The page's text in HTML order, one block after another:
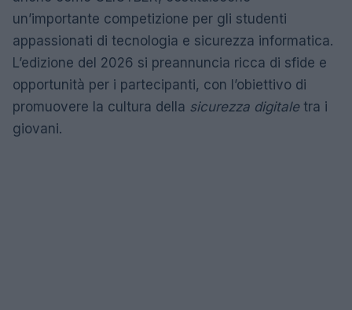
un’importante competizione per gli studenti
appassionati di tecnologia e sicurezza informatica.
L’edizione del 2026 si preannuncia ricca di sfide e
opportunità per i partecipanti, con l’obiettivo di
promuovere la cultura della sicurezza digitaletra i
giovani.